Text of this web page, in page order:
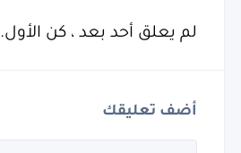
لم يعلق أحد بعد ، كن الأول.
أضف تعليقك